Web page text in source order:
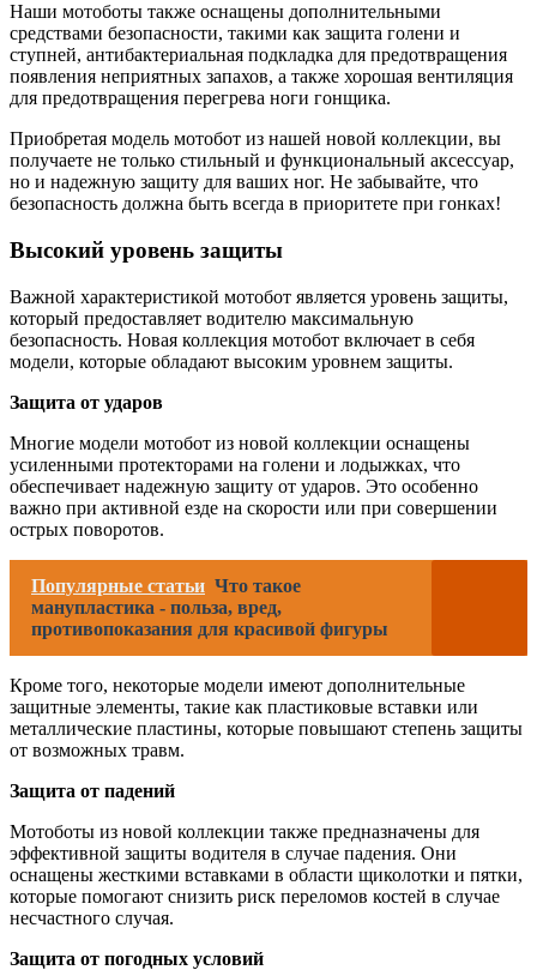
Наши мотоботы также оснащены дополнительными
средствами безопасности, такими как защита голени и
ступней, антибактериальная подкладка для предотвращения
появления неприятных запахов, а также хорошая вентиляция
для предотвращения перегрева ноги гонщика.
Приобретая модель мотобот из нашей новой коллекции, вы
получаете не только стильный и функциональный аксессуар,
но и надежную защиту для ваших ног. Не забывайте, что
безопасность должна быть всегда в приоритете при гонках!
Высокий уровень защиты
Важной характеристикой мотобот является уровень защиты,
который предоставляет водителю максимальную
безопасность. Новая коллекция мотобот включает в себя
модели, которые обладают высоким уровнем защиты.
Защита от ударов
Многие модели мотобот из новой коллекции оснащены
усиленными протекторами на голени и лодыжках, что
обеспечивает надежную защиту от ударов. Это особенно
важно при активной езде на скорости или при совершении
острых поворотов.
Популярные статьи Что такое
манупластика - польза, вред,
противопоказания для красивой фигуры
Кроме того, некоторые модели имеют дополнительные
защитные элементы, такие как пластиковые вставки или
металлические пластины, которые повышают степень защиты
от возможных травм.
Защита от падений
Мотоботы из новой коллекции также предназначены для
эффективной защиты водителя в случае падения. Они
оснащены жесткими вставками в области щиколотки и пятки,
которые помогают снизить риск переломов костей в случае
несчастного случая.
Защита от погодных условий